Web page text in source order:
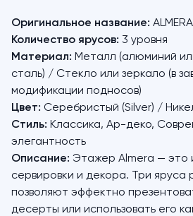
Оригинальное название:
Количество ярусов: 3 уровня
Материал: Металл (алюминий
сталь) / Стекло или зеркало (в
модификации подносов)
Цвет: Серебристый (Silver) /
Стиль: Классика, Ар-деко,
элегантность
Описание: Этажер Almera — это
сервировки и декора. Три яруса
позволяют эффектно
десерты или использовать его